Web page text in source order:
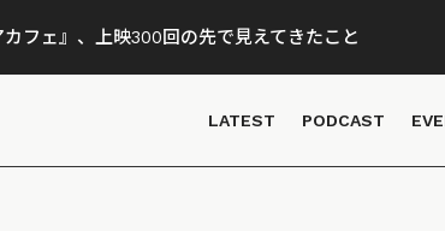
フェ』、上映300回の先で見えてきたこと
LATEST PODCAST